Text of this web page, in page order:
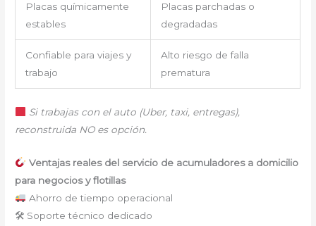
Placas químicamente
estables
Placas parchadas o
degradadas
Confiable para viajes y
trabajo
Alto riesgo de falla
prematura
Si trabajas con el auto (Uber, taxi, entregas),
reconstruida NO es opción.
Ventajas reales del servicio de acumuladores a domicilio
para negocios y flotillas
Ahorro de tiempo operacional
🛠 Soporte técnico dedicado